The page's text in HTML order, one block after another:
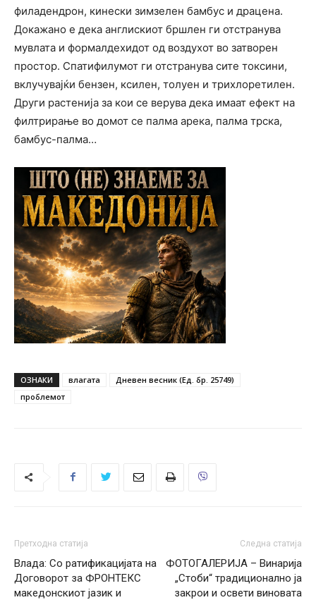
филадендрон, кинески зимзелен бамбус и драцена.
Докажано е дека англискиот бршлен ги отстранува
мувлата и формалдехидот од воздухот во затворен
простор. Спатифилумот ги отстранува сите токсини,
вклучувајќи бензен, ксилен, толуен и трихлоретилен.
Други растенија за кои се верува дека имаат ефект на
филтрирање во домот се палма арека, палма трска,
бамбус-палма…
ОЗНАКИ влагата
Дневен весник (Ед. бр. 25749)
проблемот
Претходна статија
Влада: Со ратификацијата на
Договорот за ФРОНТЕКС
македонскиот јазик и
Следна статија
ФОТОГАЛЕРИЈА – Винарија
„Стоби“ традиционално ја
закрои и освети виновата